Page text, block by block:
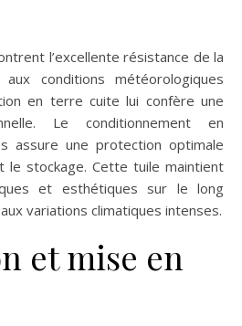
l’excellente résistance de la
conditions météorologiques
en terre cuite lui confère une
Le conditionnement en
assure une protection optimale
stockage. Cette tuile maintient
et esthétiques sur le long
variations climatiques intenses.
et mise en